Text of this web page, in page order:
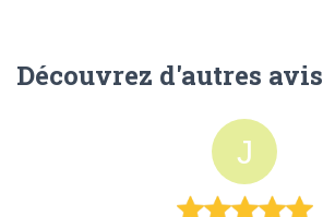
Découvrez d'autres avis